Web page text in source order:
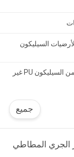
السيليكون
أرضيات محكمة كرة السلة الاصطناعية المصنوعة من السيليكون PU غير
جميع
الجري المطاطي